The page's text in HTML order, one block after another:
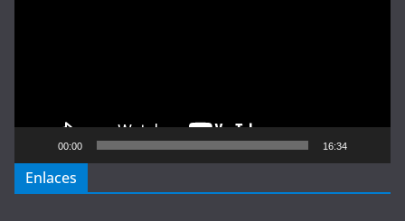
00:00 16:34
Enlaces